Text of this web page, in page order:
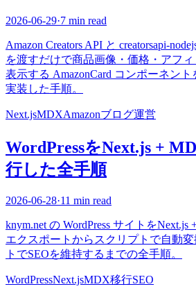
2026-06-29·7 min read
Amazon Creators API と creatorsapi-
を渡すだけで商品画像・価格・アフ
表示する AmazonCard コンポーネント
実装した手順。
Next.jsMDXAmazonブログ運営
WordPressをNext.js +
行した全手順
2026-06-28·11 min read
knym.net の WordPress サイトを
エクスポートからスクリプトで自動
トでSEOを維持するまでの全手順。
WordPressNext.jsMDX移行SEO